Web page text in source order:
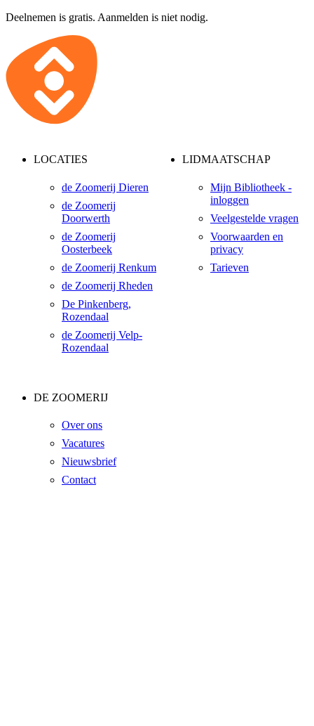
Deelnemen is gratis. Aanmelden is niet nodig.
LOCATIES
de Zoomerij Dieren
de Zoomerij
Doorwerth
de Zoomerij
Oosterbeek
de Zoomerij Renkum
de Zoomerij Rheden
De Pinkenberg,
Rozendaal
de Zoomerij Velp-
Rozendaal
LIDMAATSCHAP
Mijn Bibliotheek -
inloggen
Veelgestelde vragen
Voorwaarden en
privacy
Tarieven
DE ZOOMERIJ
Over ons
Vacatures
Nieuwsbrief
Contact